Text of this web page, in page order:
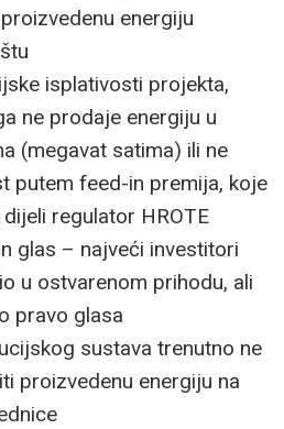
energiju
isplativosti projekta,
ne prodaje energiju u
(megavat satima) ili ne
putem feed-in premija, koje
regulator HROTE
glas – najveći investitori
u ostvarenom prihodu, ali
pravo glasa
sustava trenutno ne
proizvedenu energiju na